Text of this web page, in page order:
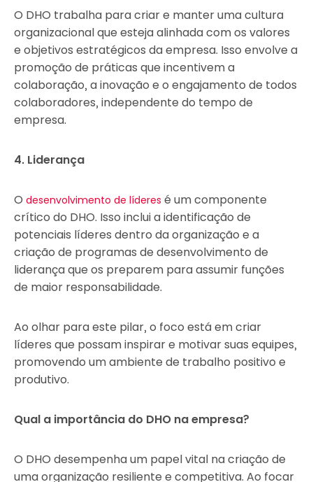
O DHO trabalha para criar e manter uma cultura
organizacional que esteja alinhada com os valores
e objetivos estratégicos da empresa. Isso envolve a
promoção de práticas que incentivem a
colaboração, a inovação e o engajamento de todos
colaboradores, independente do tempo de
empresa.
4. Liderança
O desenvolvimento de líderes é um componente
crítico do DHO. Isso inclui a identificação de
potenciais líderes dentro da organização e a
criação de programas de desenvolvimento de
liderança que os preparem para assumir funções
de maior responsabilidade.
Ao olhar para este pilar, o foco está em criar
líderes que possam inspirar e motivar suas equipes,
promovendo um ambiente de trabalho positivo e
produtivo.
Qual a importância do DHO na empresa?
O DHO desempenha um papel vital na criação de
uma organização resiliente e competitiva. Ao focar